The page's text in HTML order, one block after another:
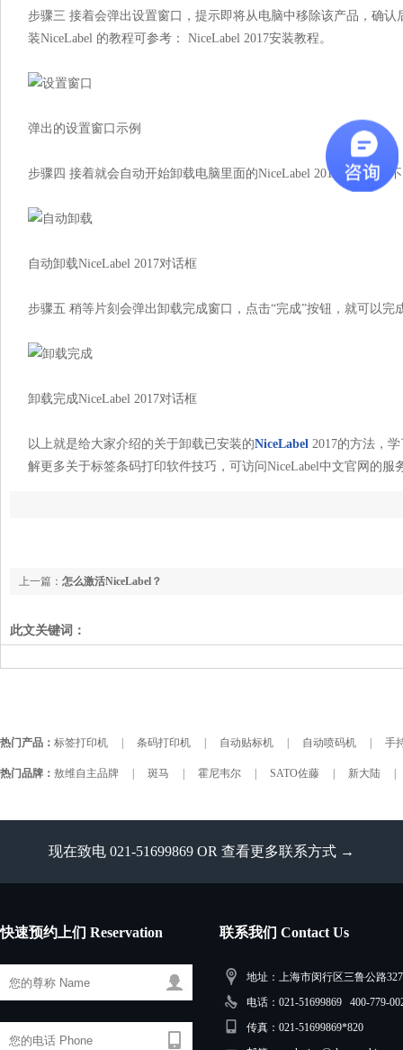
步骤三 接着会弹出设置窗口，提示即将从电脑中移除该产品，确
装NiceLabel 的教程可参考： NiceLabel 2017安装教程。
弹出的设置窗口示例
步骤四 接着就会自动开始卸载电脑里面的NiceLabel 2017，这期间
自动卸载NiceLabel 2017对话框
步骤五 稍等片刻会弹出卸载完成窗口，点击“完成”按钮，就可以完
卸载完成NiceLabel 2017对话框
以上就是给大家介绍的关于卸载已安装的NiceLabel 2017的方法，
解更多关于标签条码打印软件技巧，可访问NiceLabel中文官网的服
上一篇： 怎么激活NiceLabel？
此文关键词：
热门产品： 标签打印机 条码打印机 自动贴标机 自动喷码机 手
热门品牌： 敖维自主品牌 斑马 霍尼韦尔 SATO佐藤 新大陆
现在致电 021-51699869 OR 查看更多联系方式 →
快速预约上们 Reservation 联系我们 Contact Us
地址：上海市闵行区三鲁公路
电话：021-51699869 400-779-
传真：021-51699869*820